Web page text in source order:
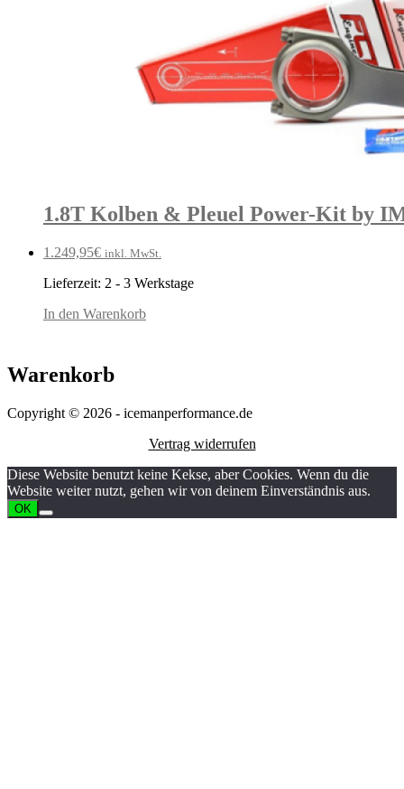
1.8T Kolben & Pleuel Power-Kit by
1.249,95€ inkl. MwSt.
Lieferzeit: 2 - 3 Werkstage
In den Warenkorb
Warenkorb
Copyright © 2026 - icemanperformance.de
Vertrag widerrufen
Diese Website benutzt keine Kekse, aber Cookies. Wenn du die
Website weiter nutzt, gehen wir von deinem Einverständnis aus.
OK